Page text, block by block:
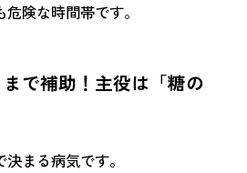
険な時間帯です。
で補助！主役は「糖の
まる病気です。